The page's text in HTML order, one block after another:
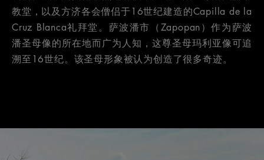
教堂，以及方济各会僧侣于16世纪建造的Capilla de la
Cruz Blanca礼拜堂。萨波潘市（Zapopan）作为萨波
潘圣母像的所在地而广为人知，这尊圣母玛利亚像可追
溯至16世纪。该圣母形象被认为创造了很多奇迹。